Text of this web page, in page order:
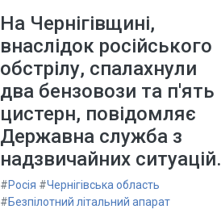
На Чернігівщині,
внаслідок російського
обстрілу, спалахнули
два бензовози та п'ять
цистерн, повідомляє
Державна служба з
надзвичайних ситуацій.
#Росія #Чернігівська область
#Безпілотний літальний апарат